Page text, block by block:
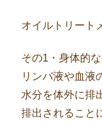
オイルトリート
その1・身体的
リンパ液や血液
水分を体外に排
排出されること